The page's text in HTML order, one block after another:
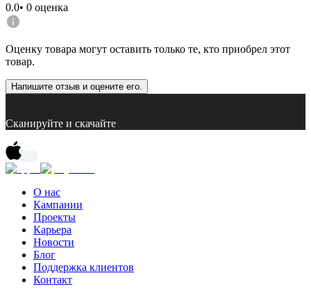
0.0• 0 оценка
Оценку товара могут оставить только те, кто приобрел этот
товар.
Напишите отзыв и оцените его.
Сканируйте и скачайте
О нас
Кампании
Проекты
Карьера
Новости
Блог
Поддержка клиентов
Контакт